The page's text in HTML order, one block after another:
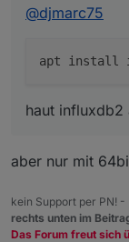
@djmarc75
haut influxdb2
aber nur mit
kein Support per PN!
rechts unten im
Das Forum freut sich